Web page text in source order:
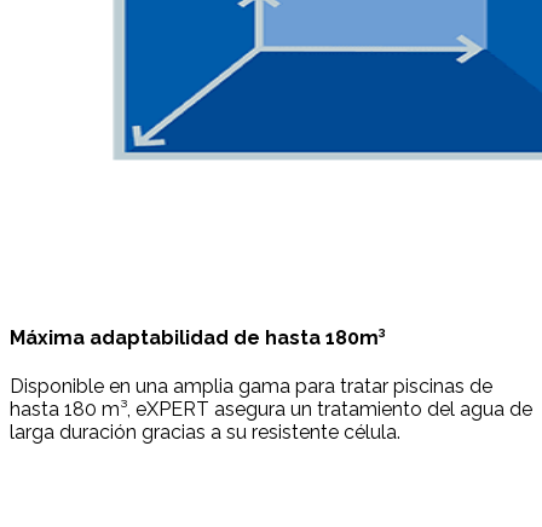
Máxima adaptabilidad de hasta 180m³
Disponible en una amplia gama para tratar piscinas de
hasta 180 m³, eXPERT asegura un tratamiento del agua de
larga duración gracias a su resistente célula.